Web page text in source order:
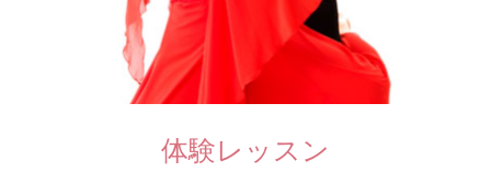
体験レッスン